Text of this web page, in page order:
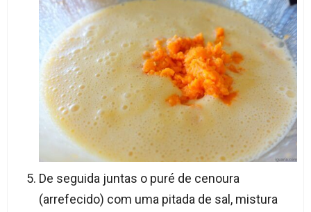
De seguida juntas o puré de cenoura
(arrefecido) com uma pitada de sal, mistura